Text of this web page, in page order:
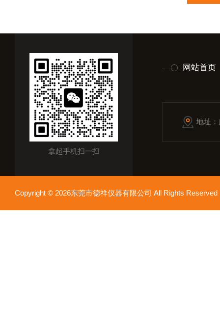
拿起手机扫一扫
网站首页
地址
Copyright © 2026东莞市德祥仪器有限公司 All Rights